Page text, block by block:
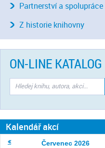
Partnerství a spolupráce
Z historie knihovny
ON-LINE KATALOG
Kalendář akcí
Červenec 2026